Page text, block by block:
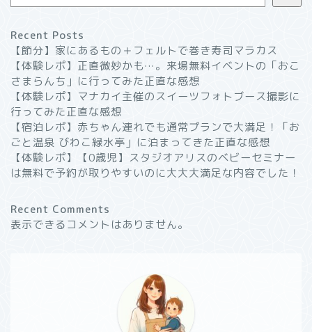
Recent Posts
【節分】家にあるもの＋フェルトで巻き寿司マラカス
【体験レポ】正直微妙かも…。来場無料イベントの「おこ
さまらんち」に行ってみた正直な感想
【体験レポ】マナカイ主催のスイーツフォトブース撮影に
行ってみた正直な感想
【宿泊レポ】赤ちゃん連れでも通常プランで大満足！「お
ごと温泉 びわこ緑水亭」に泊まってきた正直な感想
【体験レポ】【0歳児】スタジオアリスのベビーセミナー
は無料で予約が取りやすいのに大大大満足な内容でした！
Recent Comments
表示できるコメントはありません。